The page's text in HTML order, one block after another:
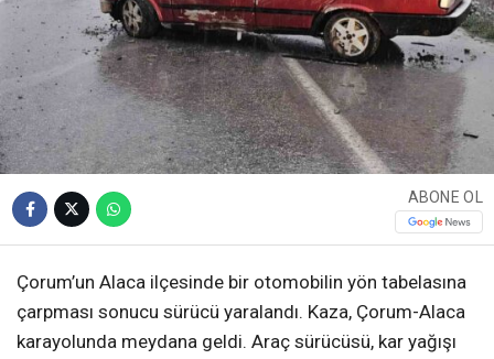
ABONE OL
Çorum’un Alaca ilçesinde bir otomobilin yön tabelasına
çarpması sonucu sürücü yaralandı. Kaza, Çorum-Alaca
karayolunda meydana geldi. Araç sürücüsü, kar yağışı